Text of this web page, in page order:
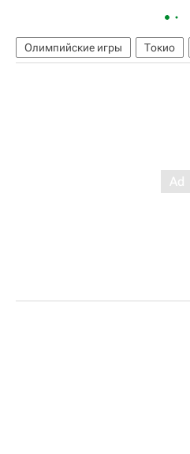
Олимпийские игры Токио